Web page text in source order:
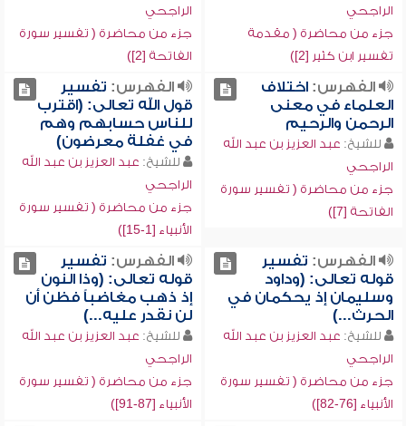
الراجحي
جزء من محاضرة ( مقدمة
تفسير ابن كثير [2])
الراجحي
جزء من محاضرة ( تفسير سورة
الفاتحة [2])
الفهرس:اختلاف
العلماء في معنى
الرحمن والرحيم
للشيخ: عبد العزيز بن عبد الله
الراجحي
جزء من محاضرة ( تفسير سورة
الفاتحة [7])
الفهرس: تفسير
قول الله تعالى: (اقترب
للناس حسابهم وهم
في غفلة معرضون)
للشيخ: عبد العزيز بن عبد الله
الراجحي
جزء من محاضرة ( تفسير سورة
الأنبياء [1-15])
الفهرس: تفسير
قوله تعالى: (وداود
وسليمان إذ يحكمان في
الحرث...)
للشيخ: عبد العزيز بن عبد الله
الراجحي
جزء من محاضرة ( تفسير سورة
الأنبياء [76-82])
الفهرس: تفسير
قوله تعالى: (وذا النون
إذ ذهب مغاضباً فظن أن
لن نقدر عليه...)
للشيخ: عبد العزيز بن عبد الله
الراجحي
جزء من محاضرة ( تفسير سورة
الأنبياء [87-91])